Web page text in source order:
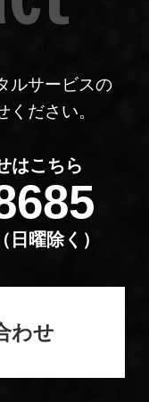
ルサービスの
ださい。
はこちら
曜除く）
わせ